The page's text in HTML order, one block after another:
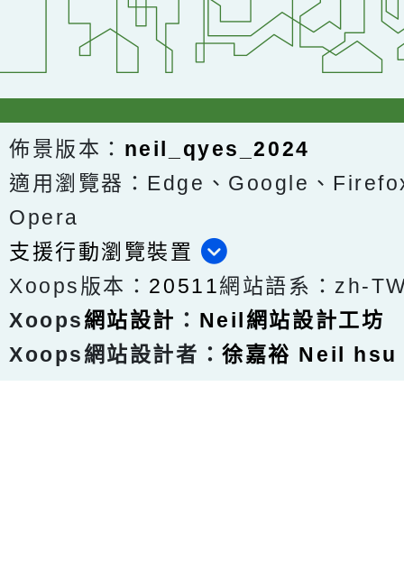
佈景版本： neil_qyes_2024
適用瀏覽器：Edge、Google、
Opera
支援行動瀏覽裝置
Xoops版本： 20511網站語系：zh-
Xoops網站設計 ： Neil網站設計工坊
Xoops網站設計者：徐嘉裕 Neil hsu